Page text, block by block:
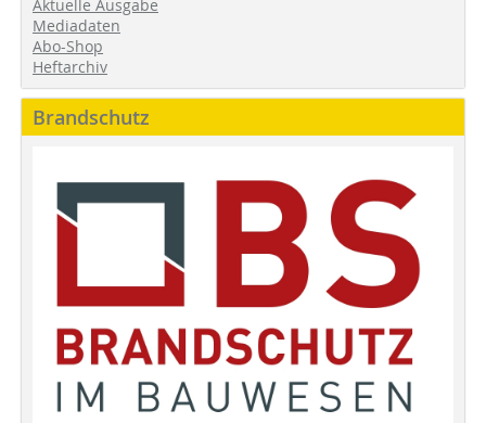
Aktuelle Ausgabe
Mediadaten
Abo-Shop
Heftarchiv
Brandschutz